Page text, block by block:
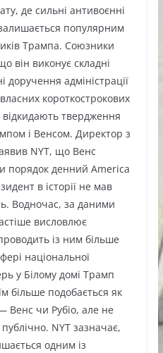
де сильні антивоєнні
популярним
Трампа. Союзники
він виконує складні
доручення адміністрації
короткострокових
твердження
і Венсом. Директор з
NYT, що Венс
порядок денний America
в історії не мав
Водночас, за даними
висловлює
із ним більше
національної
у Білому домі Трамп
більше подобається як
Венс чи Рубіо, але не
NYT зазначає,
одним із